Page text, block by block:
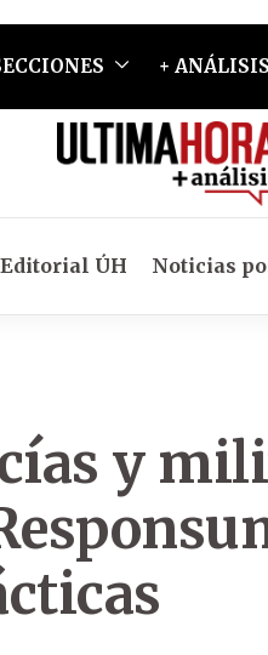
+ ANÁLISIS
Editorial ÚH Noticias
y